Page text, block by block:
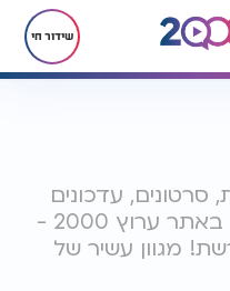
שידור חי
עדכונים
וחדשות בנושא הרב אריה לוין באתר ערוץ 2000 -
מגוון עשיר של